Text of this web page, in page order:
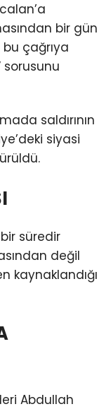
bir gün
bu çağrıya
sorusunu
saldırının
siyasi
süredir
değil
kaynaklandığı
Abdullah